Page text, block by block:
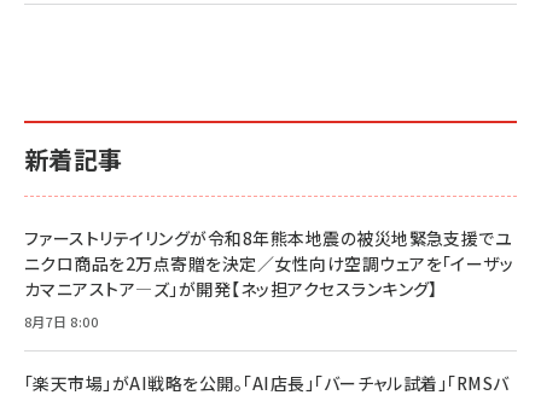
2億円を売り上げたプロが教える note×AI 最強の
小さな会社は戦略が9割
￥1,815
anan(アンアン)2026/07/01号 No.2501[魅せる
anan(アンアン)2026/06/24号 No.2500増刊
anan(アンアン)2026/07/08号 No.2502[2026
年後半、あなたの恋と運命／山田涼介]
￥880
ママ投資家が育休中に１億貯めた株式投資
￥1,870
ベインキャピタル 企業価値向上力の秘密
ルな本質」
￥2,750
新着記事
ファーストリテイリングが令和8年熊本地震の被災地緊急支援でユ
ニクロ商品を2万点寄贈を決定／女性向け空調ウェアを「イーザッ
カマニアストア―ズ」が開発【ネッ担アクセスランキング】
8月7日 8:00
「楽天市場」がAI戦略を公開。「AI店長」「バーチャル試着」「RMSバ